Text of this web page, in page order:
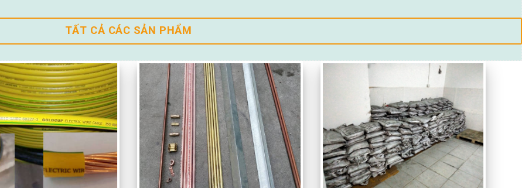
TẤT CẢ CÁC SẢN PHẨM